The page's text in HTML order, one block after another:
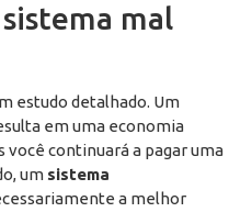
mal
estudo detalhado. Um
em uma economia
você continuará a pagar uma
um sistema
a melhor